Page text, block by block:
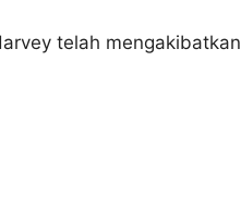
telah mengakibatkan